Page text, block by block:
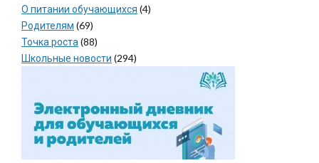
О питании обучающихся (4)
Родителям (69)
Точка роста (88)
Школьные новости (294)